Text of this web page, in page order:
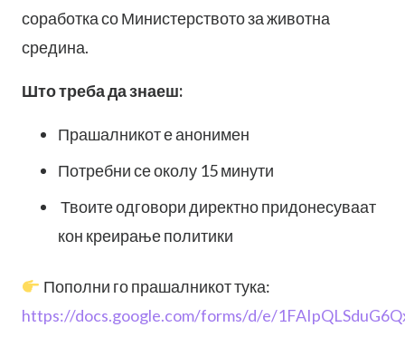
соработка со Министерството за животна
средина.
Што треба да знаеш:
Прашалникот е анонимен
Потребни се околу 15 минути
Твоите одговори директно придонесуваат
кон креирање политики
Пополни го прашалникот тука:
https://docs.google.com/forms/d/e/